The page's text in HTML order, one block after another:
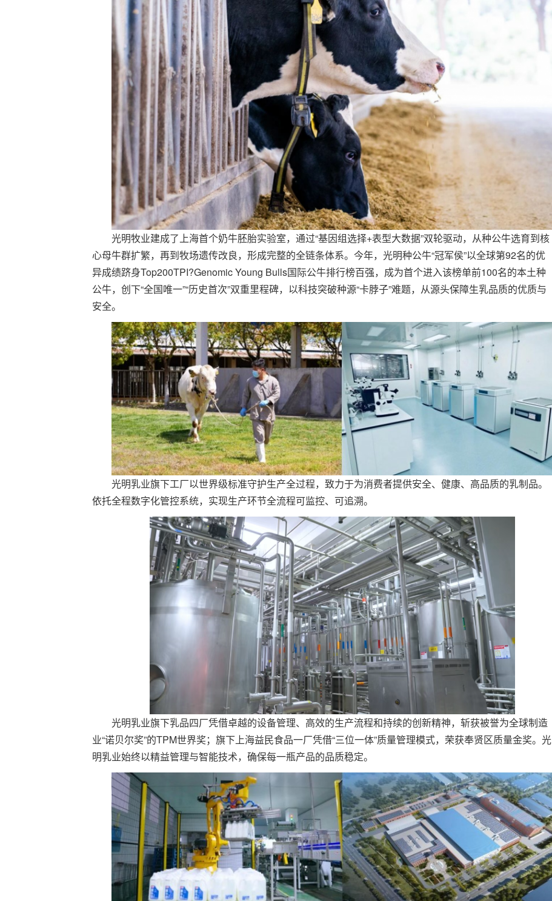
光明牧业建成了上海首个奶牛胚胎实验室，通过“基因组选择+表型大数据”双轮驱动，从种公牛选育到核
心母牛群扩繁，再到牧场遗传改良，形成完整的全链条体系。今年，光明种公牛“冠军侯”以全球第92名的优
异成绩跻身Top200TPI?Genomic Young Bulls国际公牛排行榜百强，成为首个进入该榜单前100名的本土种
公牛，创下“全国唯一”“历史首次”双重里程碑，以科技突破种源“卡脖子”难题，从源头保障生乳品质的优质与
安全。
光明乳业旗下工厂以世界级标准守护生产全过程，致力于为消费者提供安全、健康、高品质的乳制品。
依托全程数字化管控系统，实现生产环节全流程可监控、可追溯。
光明乳业旗下乳品四厂凭借卓越的设备管理、高效的生产流程和持续的创新精神，斩获被誉为全球制造
业“诺贝尔奖”的TPM世界奖；旗下上海益民食品一厂凭借“三位一体”质量管理模式，荣获奉贤区质量金奖。光
明乳业始终以精益管理与智能技术，确保每一瓶产品的品质稳定。